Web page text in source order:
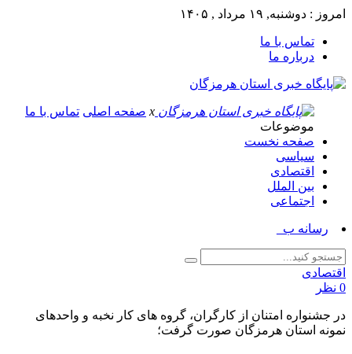
امروز : دوشنبه, ۱۹ مرداد , ۱۴۰۵
تماس با ما
درباره ما
x صفحه اصلی تماس با ما
موضوعات
صفحه نخست
سیاسی
اقتصادی
بین الملل
اجتماعی
رسانه بخشی _
اقتصادی
0 نظر
در جشنواره امتنان از کارگران، گروه های کار نخبه و واحدهای
نمونه استان هرمزگان صورت گرفت؛